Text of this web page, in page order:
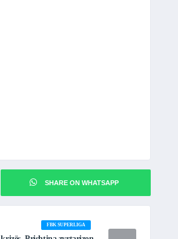
SHARE ON WHATSAPP
FBK SUPERLIGA